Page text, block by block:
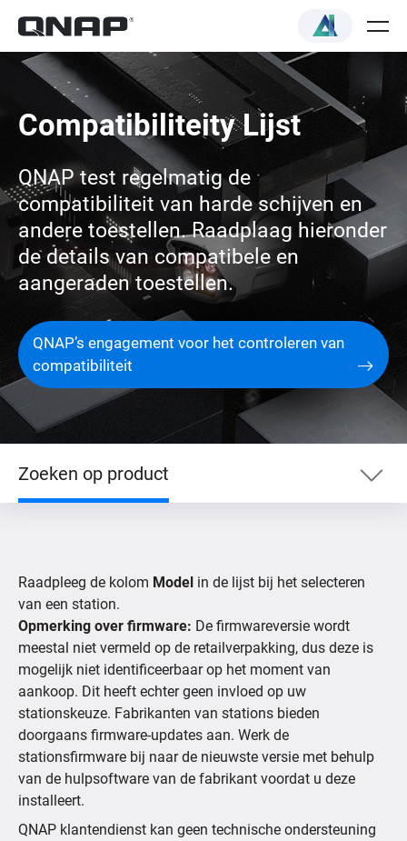
Compatibiliteity Lijst
QNAP test regelmatig de
compatibiliteit van harde schijven en
andere toestellen. Raadplaag hieronder
de details van compatibele en
aangeraden toestellen.
QNAP’s engagement voor het controleren van
compatibiliteit
Zoeken op product
Zoek op toestel
Ondersteunde IP-camera’s
Raadpleeg de kolom Model in de lijst bij het selecteren
van een station.
Opmerking over firmware: De firmwareversie wordt
meestal niet vermeld op de retailverpakking, dus deze is
mogelijk niet identificeerbaar op het moment van
aankoop. Dit heeft echter geen invloed op uw
stationskeuze. Fabrikanten van stations bieden
doorgaans firmware-updates aan. Werk de
stationsfirmware bij naar de nieuwste versie met behulp
van de hulpsoftware van de fabrikant voordat u deze
installeert.
QNAP klantendienst kan geen technische ondersteuning